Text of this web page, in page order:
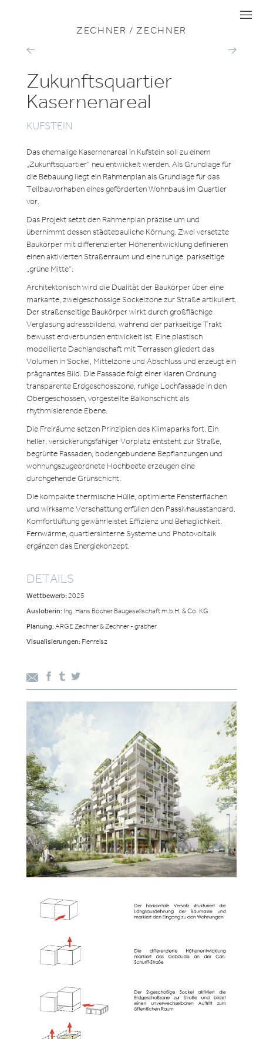
I
I
I
ZECHNER / ZECHNER
ISTA
Zukunftsquartier
Kasernenareal
KUFSTEIN
Das ehemalige Kasernenareal in Kufstein soll zu einem
„Zukunftsquartier“ neu entwickelt werden. Als Grundlage für
die Bebauung liegt ein Rahmenplan als Grundlage für das
Teilbauvorhaben eines geförderten Wohnbaus im Quartier
vor.
Das Projekt setzt den Rahmenplan präzise um und
übernimmt dessen städtebauliche Körnung. Zwei versetzte
Baukörper mit differenzierter Höhenentwicklung definieren
einen aktivierten Straßenraum und eine ruhige, parkseitige
„grüne Mitte“.
Architektonisch wird die Dualität der Baukörper über eine
markante, zweigeschossige Sockelzone zur Straße artikuliert.
Der straßenseitige Baukörper wirkt durch großflächige
Verglasung adressbildend, während der parkseitige Trakt
bewusst erdverbunden entwickelt ist. Eine plastisch
modellierte Dachlandschaft mit Terrassen gliedert das
Volumen in Sockel, Mittelzone und Abschluss und erzeugt ein
prägnantes Bild. Die Fassade folgt einer klaren Ordnung:
transparente Erdgeschosszone, ruhige Lochfassade in den
Obergeschossen, vorgestellte Balkonschicht als
rhythmisierende Ebene.
Die Freiräume setzen Prinzipien des Klimaparks fort. Ein
heller, versickerungsfähiger Vorplatz entsteht zur Straße,
begrünte Fassaden, bodengebundene Bepflanzungen und
wohnungszugeordnete Hochbeete erzeugen eine
durchgehende Grünschicht.
Die kompakte thermische Hülle, optimierte Fensterflächen
und wirksame Verschattung erfüllen den Passivhausstandard.
Komfortlüftung gewährleistet Effizienz und Behaglichkeit.
Fernwärme, quartiersinterne Systeme und Photovoltaik
ergänzen das Energiekonzept.
DETAILS
Wettbewerb:2025
Ausloberin:Ing. Hans Bodner Baugesellschaft m.b.H. & Co. KG
Planung:ARGE Zechner & Zechner - grabher
Visualisierungen:Flenreisz